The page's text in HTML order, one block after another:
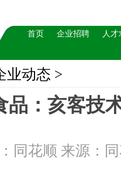
首页 企业招聘 人才
业动态 >
品：亥客技
同花顺 来源：